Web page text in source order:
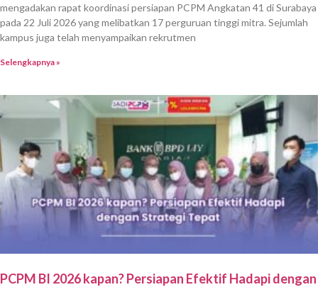
mengadakan rapat koordinasi persiapan PCPM Angkatan 41 di Surabaya
pada 22 Juli 2026 yang melibatkan 17 perguruan tinggi mitra. Sejumlah
kampus juga telah menyampaikan rekrutmen
Selengkapnya »
PCPM BI 2026 kapan? Persiapan Efektif Hadapi dengan